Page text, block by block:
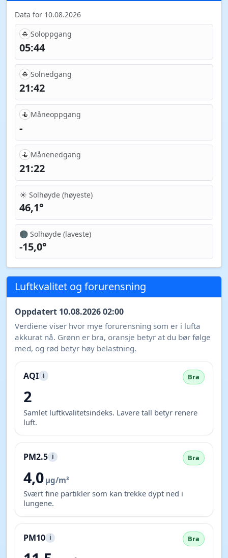
Data for 10.08.2026
Soloppgang
05:44
Solnedgang
21:42
Måneoppgang
-
Månenedgang
21:22
☀️ Solhøyde (høyeste)
46,1°
🌑 Solhøyde (laveste)
-15,0°
Luftkvalitet og forurensning
Oppdatert 10.08.2026 02:00
Verdiene viser hvor mye forurensning som er i lufta
akkurat nå. Grønn er bra, oransje betyr at du bør følge
med, og rød betyr høy belastning.
AQI i Bra
2
Samlet luftkvalitetsindeks. Lavere tall betyr renere
luft.
PM2.5 i Bra
4,0 µg/m³
Svært fine partikler som kan trekke dypt ned i
lungene.
PM10 i Bra